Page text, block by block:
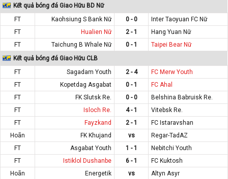
Kết quả bóng đá Giao Hữu BD Nữ
FT
Kaohsiung S Bank Nữ 0 - 0
Inter Taoyuan FC Nữ
FT
Hualien Nữ 2 - 1
Hang Yuan Nữ
FT
Taichung B Whale Nữ 0 - 1
Taipei Bear Nữ
Kết quả bóng đá Giao Hữu CLB
FT
Sagadam Youth 2 - 4
FC Merw Youth
FT
Kopetdag Asgabat 0 - 1
FC Ahal
FT
FK Slutsk Re. 0 - 0
Belshina Babruisk Re.
FT
Isloch Re. 4 - 1
Vitebsk Re.
FT
Fayzkand 2 - 1
FC Istaravshan
Hoãn
FK Khujand vs
Regar-TadAZ
FT
Asgabat Youth 1 - 1
Nebitchi Youth
FT
Istiklol Dushanbe 6 - 1
FC Kuktosh
Hoãn
Energetik vs
Altyn Asyr